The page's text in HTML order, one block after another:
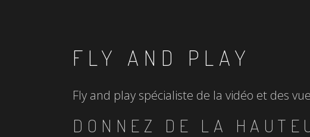
FLY AND PLAY
Fly and play spécialiste de la vidéo et des
DONNEZ DE LA